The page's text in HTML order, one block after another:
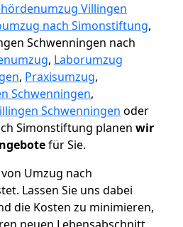
Villingen
nach Simonstiftung,
Schwenningen nach
, Laborumzug
, Praxisumzug,
Schwenningen,
Schwenningen oder
Simonstiftung planen wir
für Sie.
Umzug nach
Lassen Sie uns dabei
die Kosten zu minimieren,